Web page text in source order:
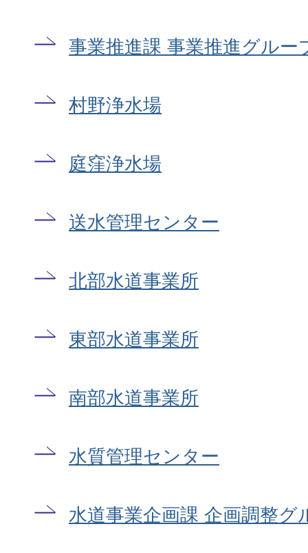
事業推進課 事業推進グルー
村野浄水場
庭窪浄水場
送水管理センター
北部水道事業所
東部水道事業所
南部水道事業所
水質管理センター
水道事業企画課 企画調整グ